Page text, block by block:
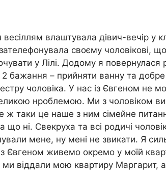
влаштувала дівич-вечір у
своєму чоловікові,
у Лілі. Додому я повернулася
бажання – прийняти ванну та
чоловіка. У нас із Євгеном не
нроблемою. Ми з чоловіком
ж таки це наше з ним сімейне
ні. Свекруха та всі родичі
мене, ну мені не звикати. Я
Євгеном живемо окремо у моїй
віддали мою квартиру Маргарит,